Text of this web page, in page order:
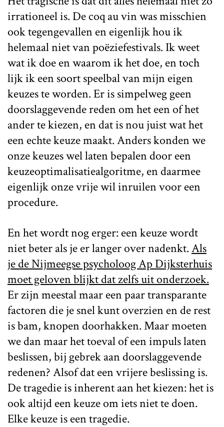
irrationeel is. De coq au vin was misschien
ook tegengevallen en eigenlijk hou ik
helemaal niet van poëziefestivals. Ik weet
wat ik doe en waarom ik het doe, en toch
lijk ik een soort speelbal van mijn eigen
keuzes te worden. Er is simpelweg geen
doorslaggevende reden om het een of het
ander te kiezen, en dat is nou juist wat het
een echte keuze maakt. Anders konden we
onze keuzes wel laten bepalen door een
keuzeoptimalisatiealgoritme, en daarmee
eigenlijk onze vrije wil inruilen voor een
procedure.
En het wordt nog erger: een keuze wordt
niet beter als je er langer over nadenkt.Als
je de Nijmeegse psycholoog Ap Dijksterhuis
moet geloven blijkt dat zelfs uit onderzoek.
Er zijn meestal maar een paar transparante
factoren die je snel kunt overzien en de rest
is bam, knopen doorhakken. Maar moeten
we dan maar het toeval of een impuls laten
beslissen, bij gebrek aan doorslaggevende
redenen? Alsof dat een vrijere beslissing is.
De tragedie is inherent aan het kiezen: het is
ook altijd een keuze om iets niet te doen.
Elke keuze is een tragedie.